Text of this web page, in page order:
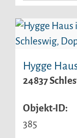
Hygge
24837
Objekt-ID:
385